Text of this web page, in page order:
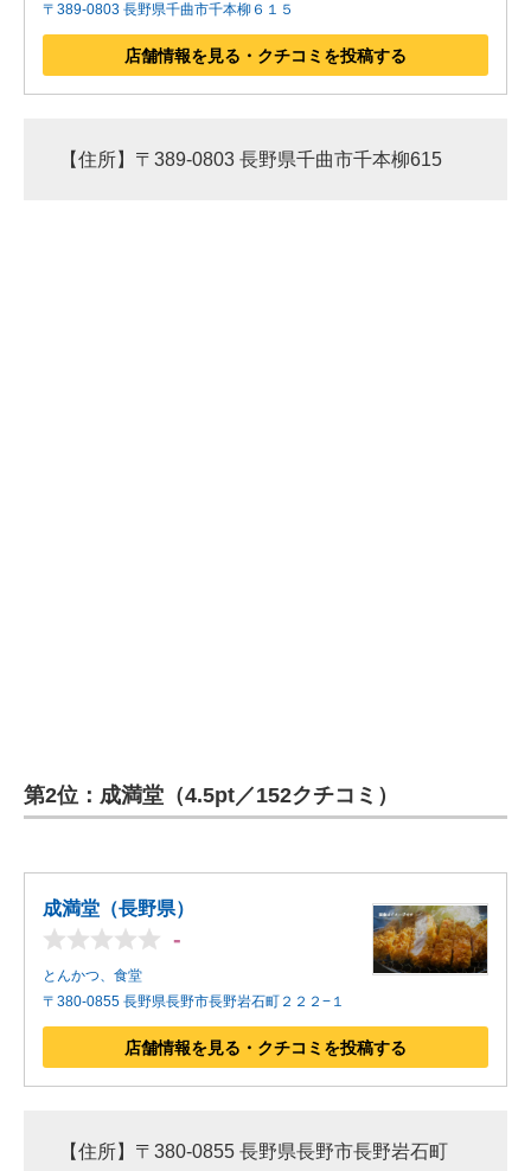
〒389-0803 長野県千曲市千本柳６１５
店舗情報を見る・クチコミを投稿する
【住所】〒389-0803 長野県千曲市千本柳615
第2位：成満堂（4.5pt／152クチコミ）
成満堂（長野県）
-
とんかつ、食堂
〒380-0855 長野県長野市長野岩石町２２２−１
店舗情報を見る・クチコミを投稿する
【住所】〒380-0855 長野県長野市長野岩石町